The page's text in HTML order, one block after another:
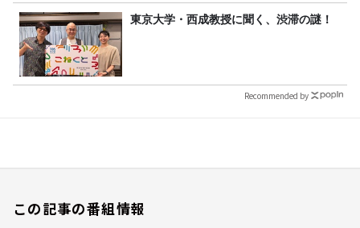
東京大学・西成教授に聞く、渋滞の謎！
Recommended by
この記事の番組情報